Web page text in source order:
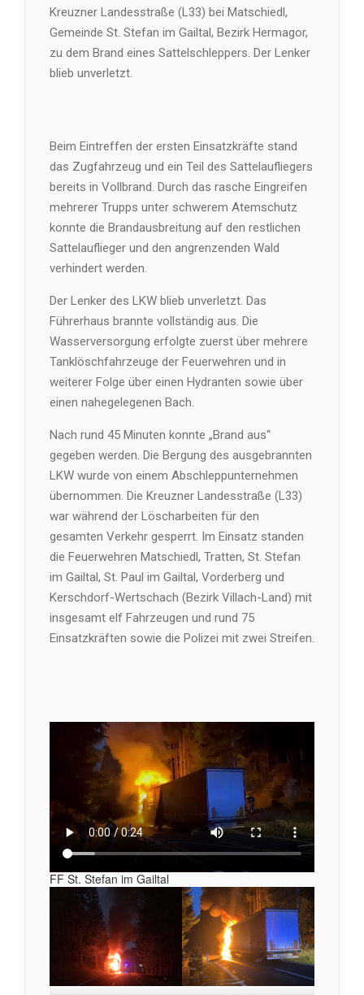
Kreuzner Landesstraße (L33) bei Matschiedl,
Gemeinde St. Stefan im Gailtal, Bezirk Hermagor,
zu dem Brand eines Sattelschleppers. Der Lenker
blieb unverletzt.
Beim Eintreffen der ersten Einsatzkräfte stand
das Zugfahrzeug und ein Teil des Sattelaufliegers
bereits in Vollbrand. Durch das rasche Eingreifen
mehrerer Trupps unter schwerem Atemschutz
konnte die Brandausbreitung auf den restlichen
Sattelauflieger und den angrenzenden Wald
verhindert werden.
Der Lenker des LKW blieb unverletzt. Das
Führerhaus brannte vollständig aus. Die
Wasserversorgung erfolgte zuerst über mehrere
Tanklöschfahrzeuge der Feuerwehren und in
weiterer Folge über einen Hydranten sowie über
einen nahegelegenen Bach.
Nach rund 45 Minuten konnte „Brand aus“
gegeben werden. Die Bergung des ausgebrannten
LKW wurde von einem Abschleppunternehmen
übernommen. Die Kreuzner Landesstraße (L33)
war während der Löscharbeiten für den
gesamten Verkehr gesperrt. Im Einsatz standen
die Feuerwehren Matschiedl, Tratten, St. Stefan
im Gailtal, St. Paul im Gailtal, Vorderberg und
Kerschdorf-Wertschach (Bezirk Villach-Land) mit
insgesamt elf Fahrzeugen und rund 75
Einsatzkräften sowie die Polizei mit zwei Streifen.
FF St. Stefan im Gailtal